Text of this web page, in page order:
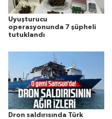
Uyuşturucu
operasyonunda 7 şüpheli
tutuklandı
Dron saldırısında Türk